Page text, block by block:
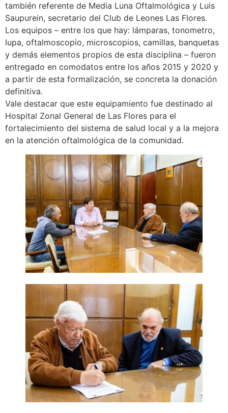
también referente de Media Luna Oftalmológica y Luis
Saupurein, secretario del Club de Leones Las Flores.
Los equipos – entre los que hay: lámparas, tonometro,
lupa, oftalmoscopio, microscopios, camillas, banquetas
y demás elementos propios de esta disciplina – fueron
entregado en comodatos entre los años 2015 y 2020 y
a partir de esta formalización, se concreta la donación
definitiva.
Vale destacar que este equipamiento fue destinado al
Hospital Zonal General de Las Flores para el
fortalecimiento del sistema de salud local y a la mejora
en la atención oftalmológica de la comunidad.